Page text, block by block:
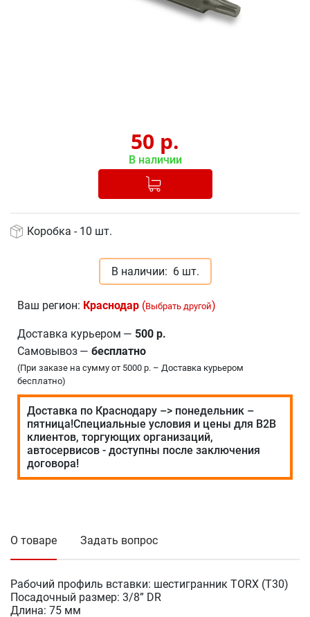
50 р.
В наличии
Добавлено в корзину
Коробка - 10 шт.
В наличии: 6 шт.
Ваш регион: Краснодар (Выбрать другой)
Доставка курьером — 500 р.
Самовывоз — бесплатно
(При заказе на сумму от 5000 р. – Доставка курьером
бесплатно)
Доставка по Краснодару –> понедельник –
пятница!Специальные условия и цены для В2В
клиентов, торгующих организаций,
автосервисов - доступны после заключения
договора!
О товаре Задать вопрос
Рабочий профиль вставки: шестигранник TORX (T30)
Посадочный размер: 3/8” DR
Длина: 75 мм